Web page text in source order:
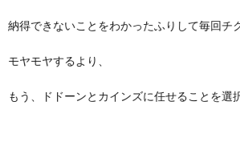
納得できないことをわかったふりして毎回チ
モヤモヤするより、
もう、ドドーンとカインズに任せることを選